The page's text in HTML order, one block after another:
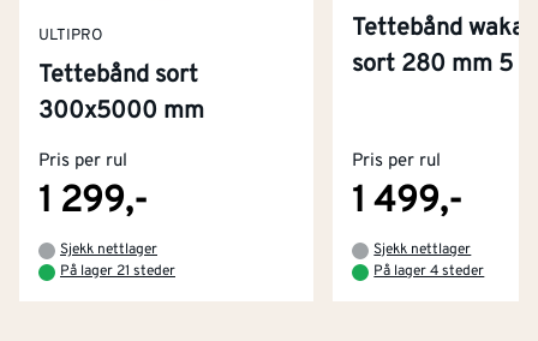
ULTIPRO
Tettebånd sort
300x5000 mm
Pris per rul
1 299,-
Sjekk nettlager
På lager 21 steder
Tettebånd
sort 280 mm 5
Pris per rul
1 499,-
Sjekk nettlager
På lager 4 steder
Kjøpsbetingelser
Kontakt oss
Tjenester
Montér Klubb
Om Montér
Byggevarehus og åpningstider
Prismatch